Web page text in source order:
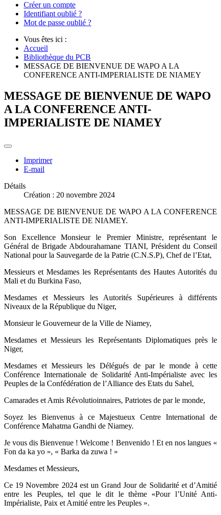
Créer un compte
Identifiant oublié ?
Mot de passe oublié ?
Vous êtes ici :
Accueil
Bibliothèque du PCB
MESSAGE DE BIENVENUE DE WAPO A LA
CONFERENCE ANTI-IMPERIALISTE DE NIAMEY
MESSAGE DE BIENVENUE DE WAPO
A LA CONFERENCE ANTI-
IMPERIALISTE DE NIAMEY
Imprimer
E-mail
Détails
Création : 20 novembre 2024
MESSAGE DE BIENVENUE DE WAPO A LA CONFERENCE
ANTI-IMPERIALISTE DE NIAMEY.
Son Excellence Monsieur le Premier Ministre, représentant le
Général de Brigade Abdourahamane TIANI, Président du Conseil
National pour la Sauvegarde de la Patrie (C.N.S.P), Chef de l’Etat,
Messieurs et Mesdames les Représentants des Hautes Autorités du
Mali et du Burkina Faso,
Mesdames et Messieurs les Autorités Supérieures à différents
Niveaux de la République du Niger,
Monsieur le Gouverneur de la Ville de Niamey,
Mesdames et Messieurs les Représentants Diplomatiques près le
Niger,
Mesdames et Messieurs les Délégués de par le monde à cette
Conférence Internationale de Solidarité Anti-Impérialiste avec les
Peuples de la Confédération de l’Alliance des Etats du Sahel,
Camarades et Amis Révolutioinnaires, Patriotes de par le monde,
Soyez les Bienvenus à ce Majestueux Centre International de
Conférence Mahatma Gandhi de Niamey.
Je vous dis Bienvenue ! Welcome ! Benvenido ! Et en nos langues «
Fon da ka yo », « Barka da zuwa ! »
Mesdames et Messieurs,
Ce 19 Novembre 2024 est un Grand Jour de Solidarité et d’Amitié
entre les Peuples, tel que le dit le thème «Pour l’Unité Anti-
Impérialiste, Paix et Amitié entre les Peuples ».